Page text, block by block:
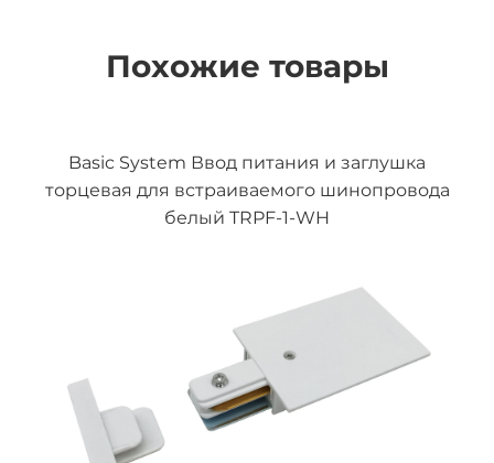
Похожие товары
Basic System Ввод питания и заглушка
торцевая для встраиваемого шинопровода
белый TRPF-1-WH